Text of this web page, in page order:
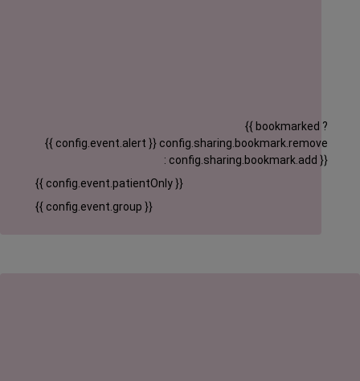
{{ config.event.alert }}
{{ bookmarked ?
config.sharing.bookmark.remove
: config.sharing.bookmark.add }}
{{ config.event.patientOnly }}
{{ config.event.group }}